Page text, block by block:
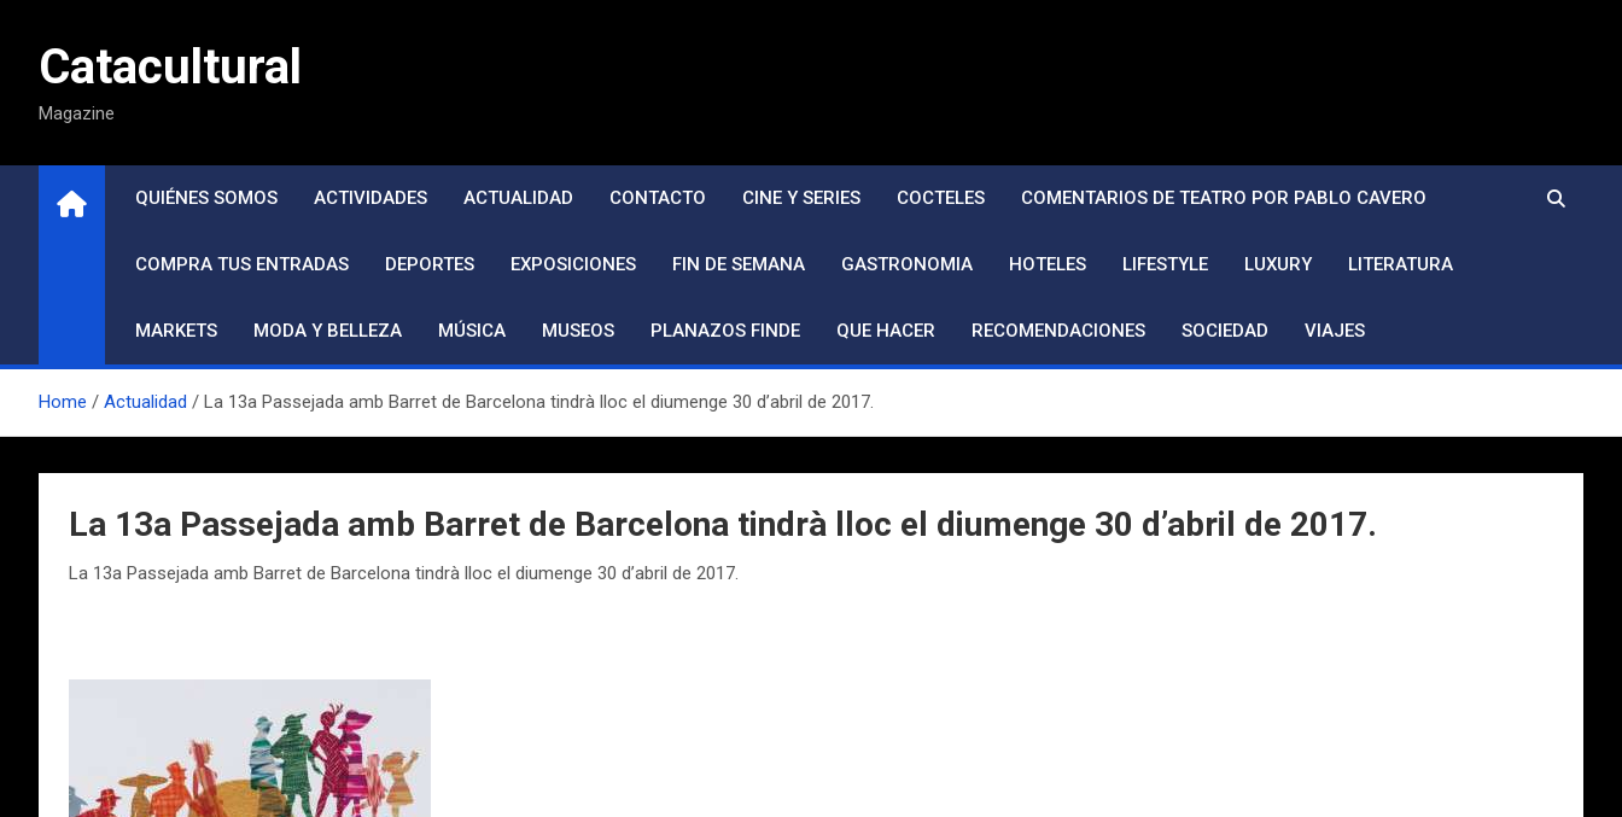
contenidoCatacultural
Magazine
QUIÉNES SOMOS ACTIVIDADES ACTUALIDAD CONTACTO CINE Y SERIES COCTELES COMENTARIOS DE TEATRO POR PABLO CAVERO
COMPRA TUS ENTRADAS DEPORTES EXPOSICIONES FIN DE SEMANA GASTRONOMIA HOTELES LIFESTYLE LUXURY LITERATURA
MARKETS MODA Y BELLEZA MÚSICA MUSEOS PLANAZOS FINDE QUE HACER RECOMENDACIONES SOCIEDAD VIAJES
Home Actualidad La 13a Passejada amb Barret de Barcelona tindrà lloc el diumenge 30 d’abril de 2017.
La 13a Passejada amb Barret de Barcelona tindrà lloc el diumenge 30 d’abril de 2017.
La 13a Passejada amb Barret de Barcelona tindrà lloc el diumenge 30 d’abril de 2017.